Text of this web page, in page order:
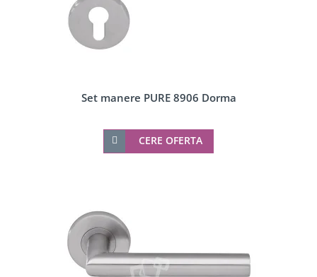
Set manere PURE 8906 Dorma
CERE OFERTA